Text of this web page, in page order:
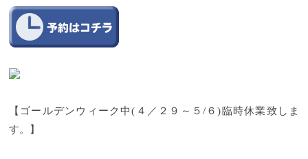
【ゴールデンウィーク中( ４／２９～５/ ６)臨時休業致しま
す。】